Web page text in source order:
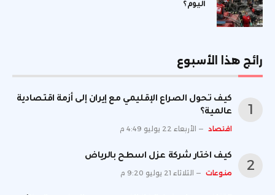
اليوم؟
رائج هذا الأسبوع
كيف تحول الصراع الإقليمي مع إيران إلى أزمة اقتصادية
عالمية؟
اقتصاد الأربعاء 22 يوليو 4:49 م
كيف اختار شركة عزل اسطح بالرياض
منوعات الثلاثاء 21 يوليو 9:20 م